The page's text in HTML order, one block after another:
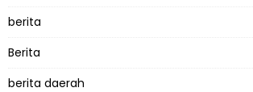
berita
Berita
berita daerah